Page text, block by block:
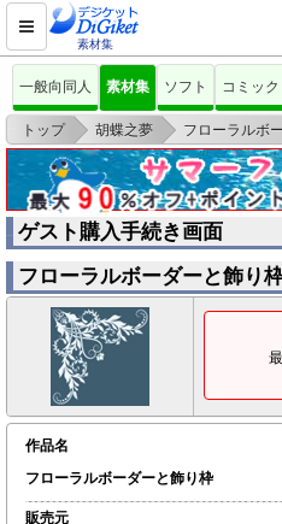
素材集
一般向同人 素材集 ソフト コミック
トップ > 胡蝶之夢 > フローラルボ
ゲスト購入手続き画面
フローラルボーダーと飾り
作品名
フローラルボーダーと飾り枠
販売元